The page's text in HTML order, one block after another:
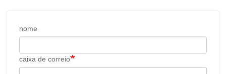
nome
caixa de correio